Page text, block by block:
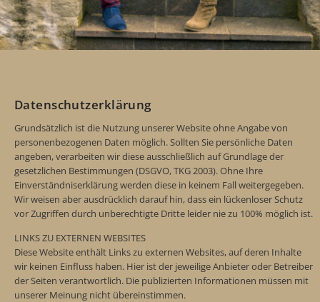
Datenschutzerklärung
Grundsätzlich ist die Nutzung unserer Website ohne Angabe von
personenbezogenen Daten möglich. Sollten Sie persönliche Daten
angeben, verarbeiten wir diese ausschließlich auf Grundlage der
gesetzlichen Bestimmungen (DSGVO, TKG 2003). Ohne Ihre
Einverständniserklärung werden diese in keinem Fall weitergegeben.
Wir weisen aber ausdrücklich darauf hin, dass ein lückenloser Schutz
vor Zugriffen durch unberechtigte Dritte leider nie zu 100% möglich ist.
LINKS ZU EXTERNEN WEBSITES
Diese Website enthält Links zu externen Websites, auf deren Inhalte
wir keinen Einfluss haben. Hier ist der jeweilige Anbieter oder Betreiber
der Seiten verantwortlich. Die publizierten Informationen müssen mit
unserer Meinung nicht übereinstimmen.